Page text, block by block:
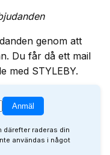
genom att
Du får då ett mail
med STYLEBY.
därefter raderas din
användas i något